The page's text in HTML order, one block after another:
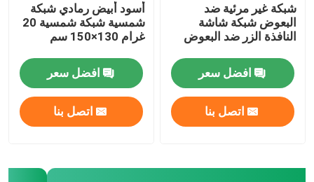
شبكة غير مرئية ضد
البعوض شبكة شاشة
النافذة الزر ضد البعوض
افضل سعر
اتصل بنا
أسود أبيض رمادي شبكة
شمسية شبكة شمسية 20
غرام 130×150 سم
افضل سعر
اتصل بنا